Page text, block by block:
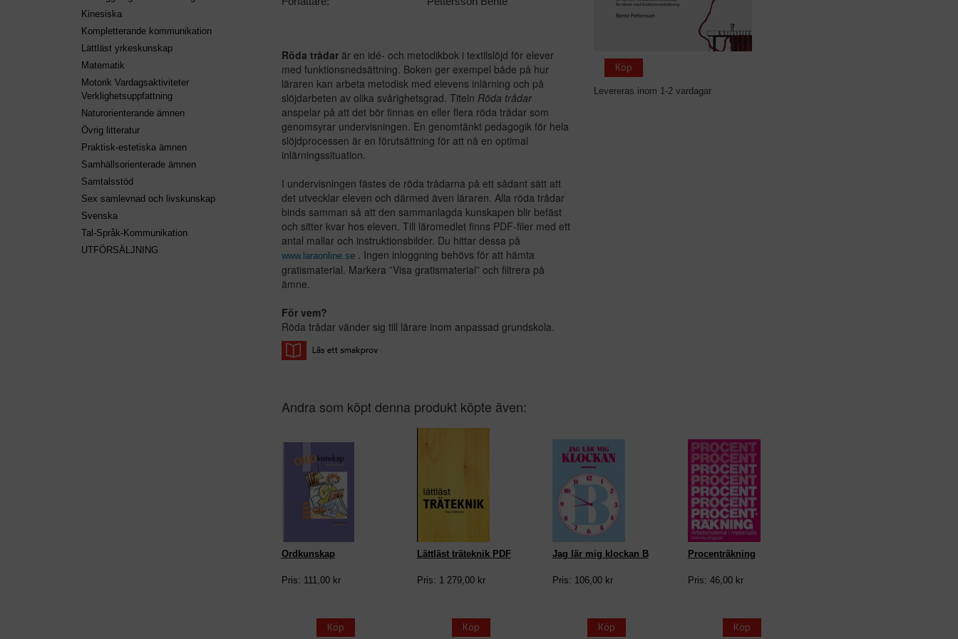
Kinesiska
Kompletterande kommunikation
Lättläst yrkeskunskap
Matematik
Motorik Vardagsaktiviteter
Verklighetsuppfattning
Naturorienterande ämnen
Övrig litteratur
Praktisk-estetiska ämnen
Samhällsorienterade ämnen
Samtalsstöd
Sex samlevnad och livskunskap
Svenska
Tal-Språk-Kommunikation
UTFÖRSÄLJNING
Köp
Levereras inom 1-2 vardagar.
Röda trådarär en idé- och metodikbok i textilslöjd för elever
med funktionsnedsättning. Boken ger exempel både på hur
läraren kan arbeta metodisk med elevens inlärning och på
slöjdarbeten av olika svårighetsgrad. Titeln Röda trådar
anspelar på att det bör finnas en eller flera röda trådar som
genomsyrar undervisningen. En genomtänkt pedagogik för hela
slöjdprocessen är en förutsättning för att nå en optimal
inlärningssituation.
I undervisningen fästes de röda trådarna på ett sådant sätt att
det utvecklar eleven och därmed även läraren. Alla röda trådar
binds samman så att den sammanlagda kunskapen blir befäst
och sitter kvar hos eleven. Till läromedlet finns PDF-filer med ett
antal mallar och instruktionsbilder. Du hittar dessa på
www.laraonline.se. Ingen inloggning behövs för att hämta
gratismaterial. Markera ”Visa gratismaterial” och filtrera på
ämne.
För vem?
Röda trådar vänder sig till lärare inom anpassad grundskola.
Andra som köpt denna produkt köpte även:
Ordkunskap
Pris: 111,00 kr
Köp
Lättläst träteknik PDF
Pris: 1 279,00 kr
Köp
Jag lär mig klockan B
Pris: 106,00 kr
Köp
Procenträkning
Pris: 46,00 kr
Köp